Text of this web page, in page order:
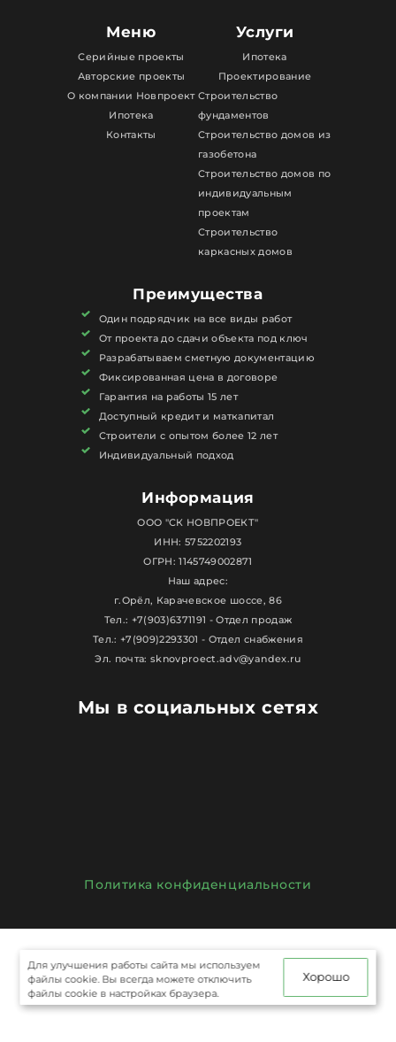
Мы в социальных сетях
Меню
Серийные проекты
Авторские проекты
О компании Новпроект
Ипотека
Контакты
Услуги
Ипотека
Проектирование
Строительство
фундаментов
Строительство домов из
газобетона
Строительство домов по
индивидуальным
проектам
Строительство
каркасных домов
Преимущества
Один подрядчик на все виды работ
От проекта до сдачи объекта под ключ
Разрабатываем сметную документацию
Фиксированная цена в договоре
Гарантия на работы 15 лет
Доступный кредит и маткапитал
Строители с опытом более 12 лет
Индивидуальный подход
Информация
ООО "СК НОВПРОЕКТ"
ИНН: 5752202193
ОГРН: 1145749002871
Наш адрес:
г.Орёл, Карачевское шоссе, 86
Тел.: +7(903)6371191 - Отдел продаж
Тел.: +7(909)2293301 - Отдел снабжения
Эл. почта: sknovproect.adv@yandex.ru
Политика конфиденциальности
Для улучшения работы сайта мы используем
файлы cookie. Вы всегда можете отключить
файлы cookie в настройках браузера.
Хорошо